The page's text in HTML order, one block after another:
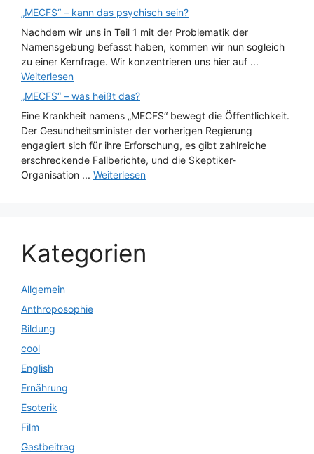
„MECFS“ – kann das psychisch sein?
Nachdem wir uns in Teil 1 mit der Problematik der
Namensgebung befasst haben, kommen wir nun sogleich
zu einer Kernfrage. Wir konzentrieren uns hier auf ...
Weiterlesen
„MECFS“ – was heißt das?
Eine Krankheit namens „MECFS“ bewegt die Öffentlichkeit.
Der Gesundheitsminister der vorherigen Regierung
engagiert sich für ihre Erforschung, es gibt zahlreiche
erschreckende Fallberichte, und die Skeptiker-
Organisation ... Weiterlesen
Kategorien
Allgemein
Anthroposophie
Bildung
cool
English
Ernährung
Esoterik
Film
Gastbeitrag